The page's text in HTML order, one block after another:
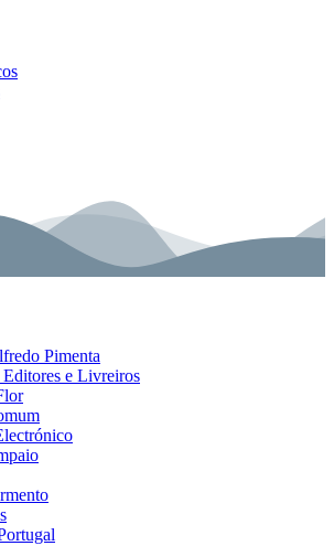
Pimenta
Editores e Livreiros